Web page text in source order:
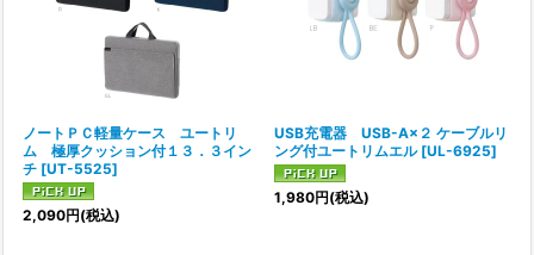
ノートＰＣ軽量ケース ユートリ
ム 極厚クッション付１３．３イン
チ [UT-5525]
2,090円(税込)
USB充電器 USB-A×２ ケーブルリ
ング付ユートリムエル [UL-6925]
1,980円(税込)